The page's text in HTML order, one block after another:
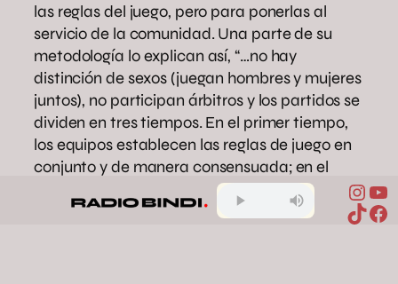
las reglas del juego, pero para ponerlas al
servicio de la comunidad. Una parte de su
metodología lo explican así, “…no hay
distinción de sexos (juegan hombres y mujeres
juntos), no participan árbitros y los partidos se
dividen en tres tiempos. En el primer tiempo,
los equipos establecen las reglas de juego en
conjunto y de manera consensuada; en el
segundo se juega el partido y en el tercer
tiempo, todos los jugadores dialogan sobre el